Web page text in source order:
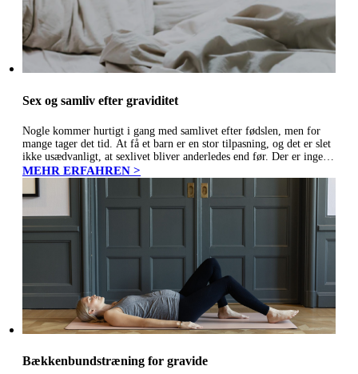
Sex og samliv efter graviditet
Nogle kommer hurtigt i gang med samlivet efter fødslen, men for
mange tager det tid. At få et barn er en stor tilpasning, og det er slet
ikke usædvanligt, at sexlivet bliver anderledes end før. Der er ingen
fast tidsgrænse…
MEHR ERFAHREN >
Bækkenbundstræning for gravide